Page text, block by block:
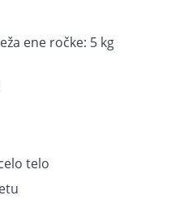
ene ročke: 5 kg
telo